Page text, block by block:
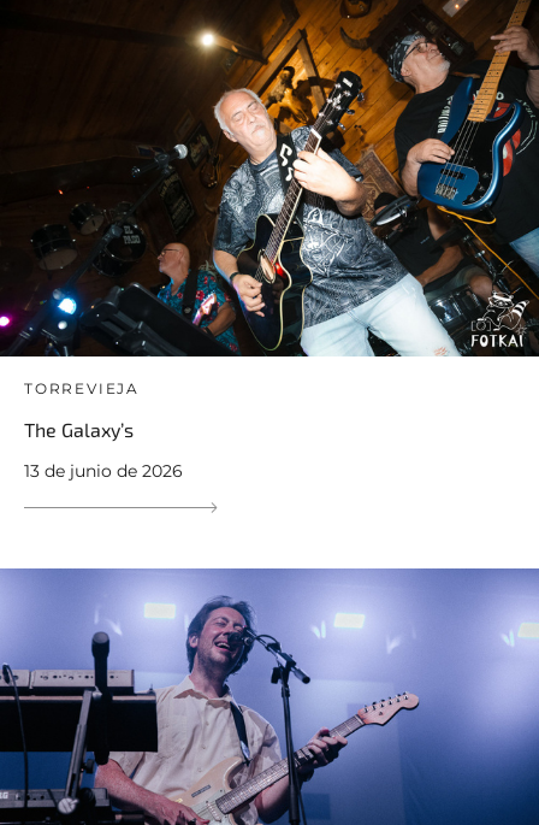
TORREVIEJA
The Galaxy’s
13 de junio de 2026